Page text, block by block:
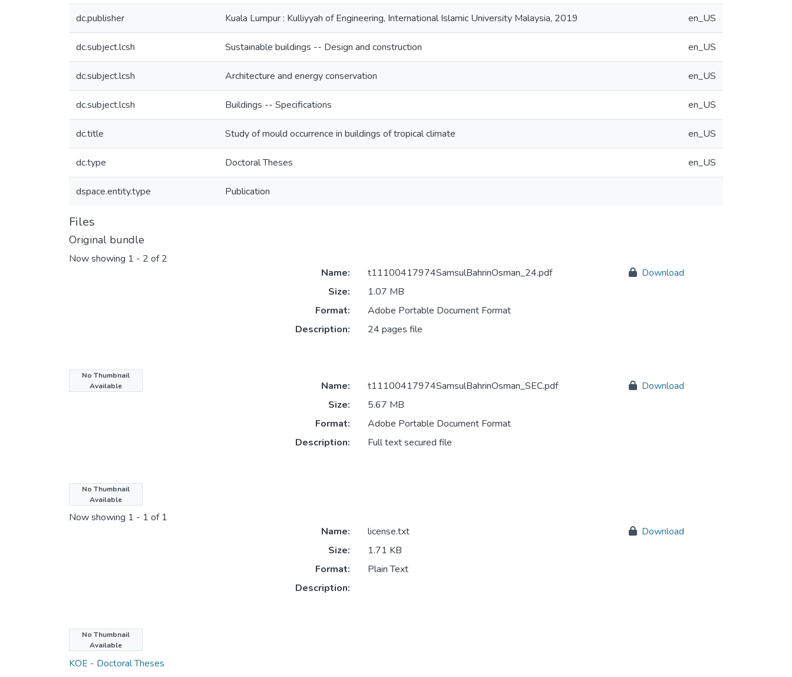
dc.publisher Kuala Lumpur : Kulliyyah of Engineering, International Islamic University Malaysia, 2019 en_US
dc.subject.lcsh Sustainable buildings -- Design and construction en_US
dc.subject.lcsh Architecture and energy conservation en_US
dc.subject.lcsh Buildings -- Specifications en_US
dc.title Study of mould occurrence in buildings of tropical climate en_US
dc.type Doctoral Theses en_US
dspace.entity.type Publication
Files
Original bundle
Now showing 1 - 2 of 2
No Thumbnail
Available
Name:
t11100417974SamsulBahrinOsman_24.pdf
Size:
1.07 MB
Format:
Adobe Portable Document Format
Description:
24 pages file
Download
No Thumbnail
Available
Name:
t11100417974SamsulBahrinOsman_SEC.pdf
Size:
5.67 MB
Format:
Adobe Portable Document Format
Description:
Full text secured file
Download
License bundle
Now showing 1 - 1 of 1
No Thumbnail
Available
Name:
license.txt
Size:
1.71 KB
Format:
Plain Text
Description:
Download
Collections
KOE - Doctoral Theses